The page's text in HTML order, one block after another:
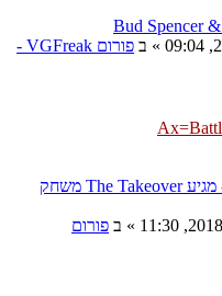
Bud Spencer
» ב
פורום VGFreak -
מהמפתח של Sonic Fan Remix - מגיע The Takeover משחק
» ב פורום